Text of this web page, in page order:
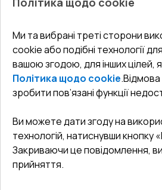
Блог
Адреса гіпермаркета
Як правильно заміряти вікна
СЕРВІС ТА ОБЛУГОВУВАННЯ:
Доставка і Оплата
Гарантія та Сервіс
Повернення товару
Договір публічної оферти
КОНТАКТИ
Офіс:Україна, м. Вінниця, вул.
undefined(undefined)
Ми та вибрані треті сторони
cookie або подібні технології
вашою згодою, для інших цілей,
Політика щодо cookie.
зробити пов’язані функції
Ви можете дати згоду на
технологій, натиснувши кнопку
Закриваючи це повідомлення,
прийняття.